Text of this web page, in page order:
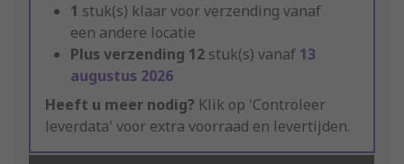
1 stuk(s) klaar voor verzending vanaf
een andere locatie
Plus verzending 12 stuk(s) vanaf 13
augustus 2026
Heeft u meer nodig? Klik op 'Controleer
leverdata' voor extra voorraad en levertijden.